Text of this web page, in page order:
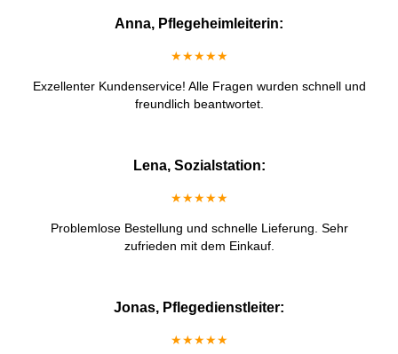
Anna, Pflegeheimleiterin:
★★★★★
Exzellenter Kundenservice! Alle Fragen wurden schnell und
freundlich beantwortet.
Lena, Sozialstation:
★★★★★
Problemlose Bestellung und schnelle Lieferung. Sehr
zufrieden mit dem Einkauf.
Jonas, Pflegedienstleiter:
★★★★★